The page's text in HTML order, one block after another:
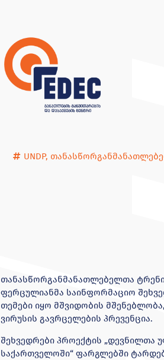
UNDP,
თანასწორგანმანათლებელთა
ფერცულიანმა საინფორმაციო
თემები იყო მშვიდობის
ვირუსის გავრცელების პრევენცია.
შეხვედრები პროექტის „დევნილთა
საქართველოში“ ფარგლებში